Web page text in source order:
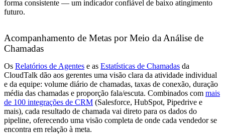
forma consistente — um indicador confiável de baixo atingimento
futuro.
Acompanhamento de Metas por Meio da Análise de
Chamadas
Os Relatórios de Agentes e as Estatísticas de Chamadas da
CloudTalk dão aos gerentes uma visão clara da atividade individual
e da equipe: volume diário de chamadas, taxas de conexão, duração
média das chamadas e proporção fala/escuta. Combinados com mais
de 100 integrações de CRM (Salesforce, HubSpot, Pipedrive e
mais), cada resultado de chamada vai direto para os dados do
pipeline, oferecendo uma visão completa de onde cada vendedor se
encontra em relação à meta.